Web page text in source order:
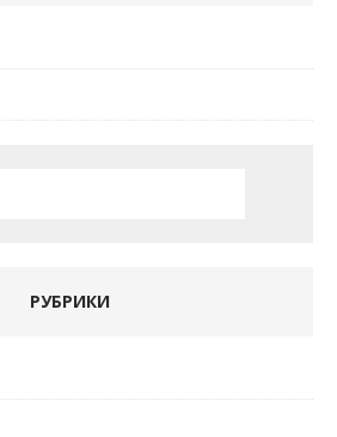
РУБРИКИ